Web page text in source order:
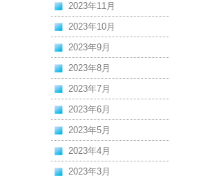
2023年11月
2023年10月
2023年9月
2023年8月
2023年7月
2023年6月
2023年5月
2023年4月
2023年3月